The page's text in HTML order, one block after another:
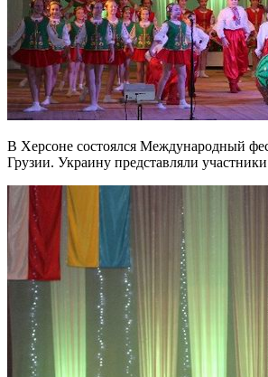
В Херсоне состоялся Международный
Грузии. Украину представляли